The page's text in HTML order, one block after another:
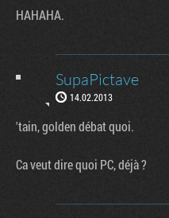
HAHAHA.
SupaPictave
14.02.2013
'tain, golden débat quoi.
Ca veut dire quoi PC, déjà ?